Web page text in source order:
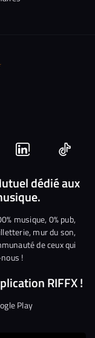
Nous
rejoindre
sur
Linkedin
Nous
dédié aux
musique, 0% pub,
mur du son,
de ceux qui
!
RIFFX !
Play